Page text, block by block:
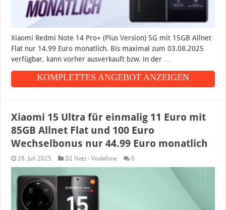
Xiaomi Redmi Note 14 Pro+ (Plus Version) 5G mit 15GB Allnet
Flat nur 14.99 Euro monatlich. Bis maximal zum 03.08.2025
verfügbar, kann vorher ausverkauft bzw. in der …
KOMPLETTES ANGEBOT ANZEIGEN
Xiaomi 15 Ultra für einmalig 11 Euro mit
85GB Allnet Flat und 100 Euro
Wechselbonus nur 44.99 Euro monatlich
28. Juli 2025 D2 Netz - Vodafone 0